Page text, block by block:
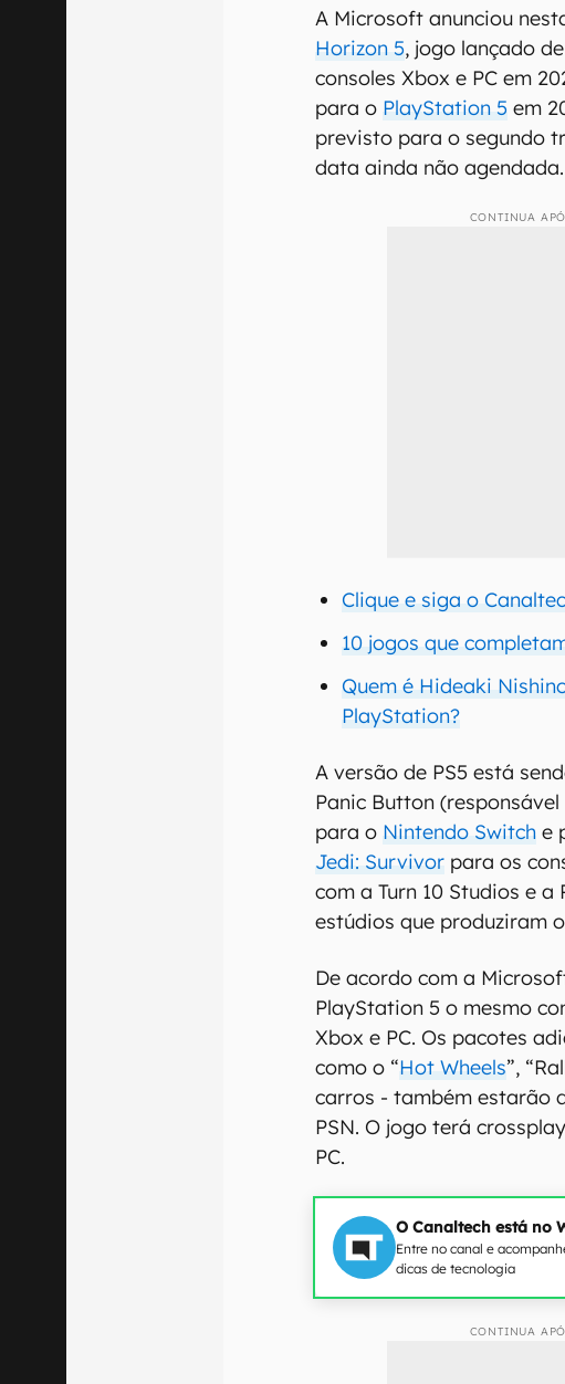
A Microsoft anunciou
Horizon 5, jogo lançado
consoles Xbox e PC em
para o PlayStation 5 em
previsto para o segundo
data ainda não agendada.
CONTINUA
Clique e siga o
10 jogos que
Quem é Hideaki
PlayStation?
A versão de PS5 está
Panic Button
para o Nintendo Switch e
Jedi: Survivor para os
com a Turn 10 Studios e a
estúdios que produziram
De acordo com a
PlayStation 5 o mesmo
Xbox e PC. Os pacotes
como o “Hot Wheels”,
carros - também estarão
PSN. O jogo terá
PC.
O Canaltech está no
Entre no canal e
dicas de tecnologia
CONTINUA